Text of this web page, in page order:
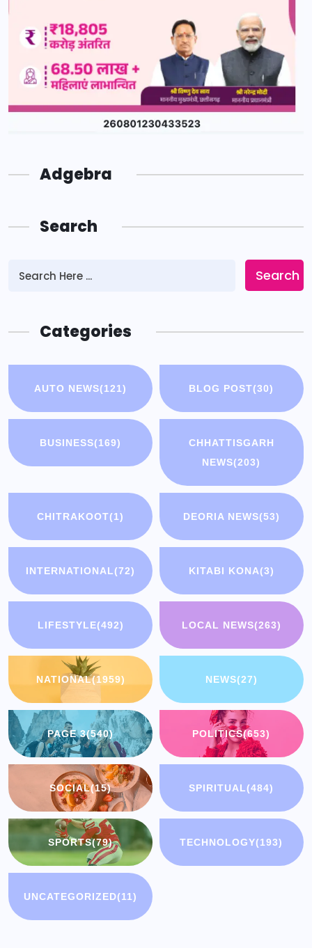
Adgebra
Search
Search
Categories
AUTO NEWS(121) BLOG POST(30)
BUSINESS(169)
CHHATTISGARH
NEWS(203)
CHITRAKOOT(1) DEORIA NEWS(53)
INTERNATIONAL(72) KITABI KONA(3)
LIFESTYLE(492) LOCAL NEWS(263)
NATIONAL(1959) NEWS(27)
PAGE 3(540) POLITICS(653)
SOCIAL(15) SPIRITUAL(484)
SPORTS(79) TECHNOLOGY(193)
UNCATEGORIZED(11)